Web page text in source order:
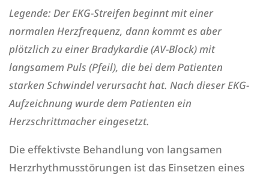
Legende: Der EKG-Streifen beginnt mit einer
normalen Herzfrequenz, dann kommt es aber
plötzlich zu einer Bradykardie (AV-Block) mit
langsamem Puls (Pfeil), die bei dem Patienten
starken Schwindel verursacht hat. Nach dieser EKG-
Aufzeichnung wurde dem Patienten ein
Herzschrittmacher eingesetzt.
Die effektivste Behandlung von langsamen
Herzrhythmusstörungen ist das Einsetzen eines